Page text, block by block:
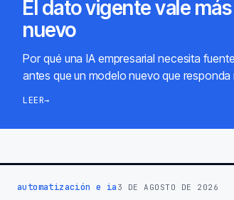
El dato vigente vale
nuevo
Por qué una IA empresarial necesita
antes que un modelo nuevo que
LEER→
automatización e ia 3 DE AGOSTO DE 2026